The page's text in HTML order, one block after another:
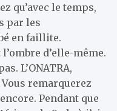
qu’avec le temps,
par les
en faillite.
d’elle-même.
L’ONATRA,
remarquerez
Pendant que